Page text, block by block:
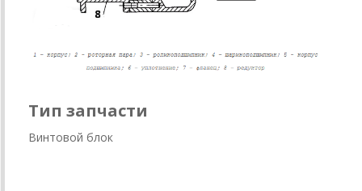
Тип запчасти
Винтовой блок